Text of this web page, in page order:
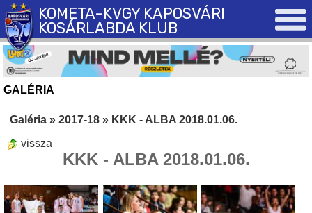
KOMETA-KVGY KAPOSVÁRI
KOSÁRLABDA KLUB
GALÉRIA
Galéria » 2017-18 » KKK - ALBA 2018.01.06.
vissza
KKK - ALBA 2018.01.06.